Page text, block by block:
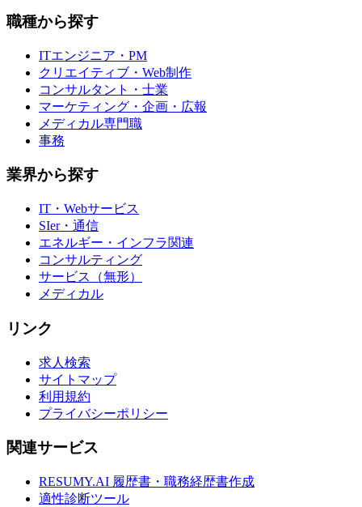
職種から探す
ITエンジニア・PM
クリエイティブ・Web制作
コンサルタント・士業
マーケティング・企画・広報
メディカル専門職
事務
業界から探す
IT・Webサービス
SIer・通信
エネルギー・インフラ関連
コンサルティング
サービス（無形）
メディカル
リンク
求人検索
サイトマップ
利用規約
プライバシーポリシー
関連サービス
RESUMY.AI 履歴書・職務経歴書作成
適性診断ツール